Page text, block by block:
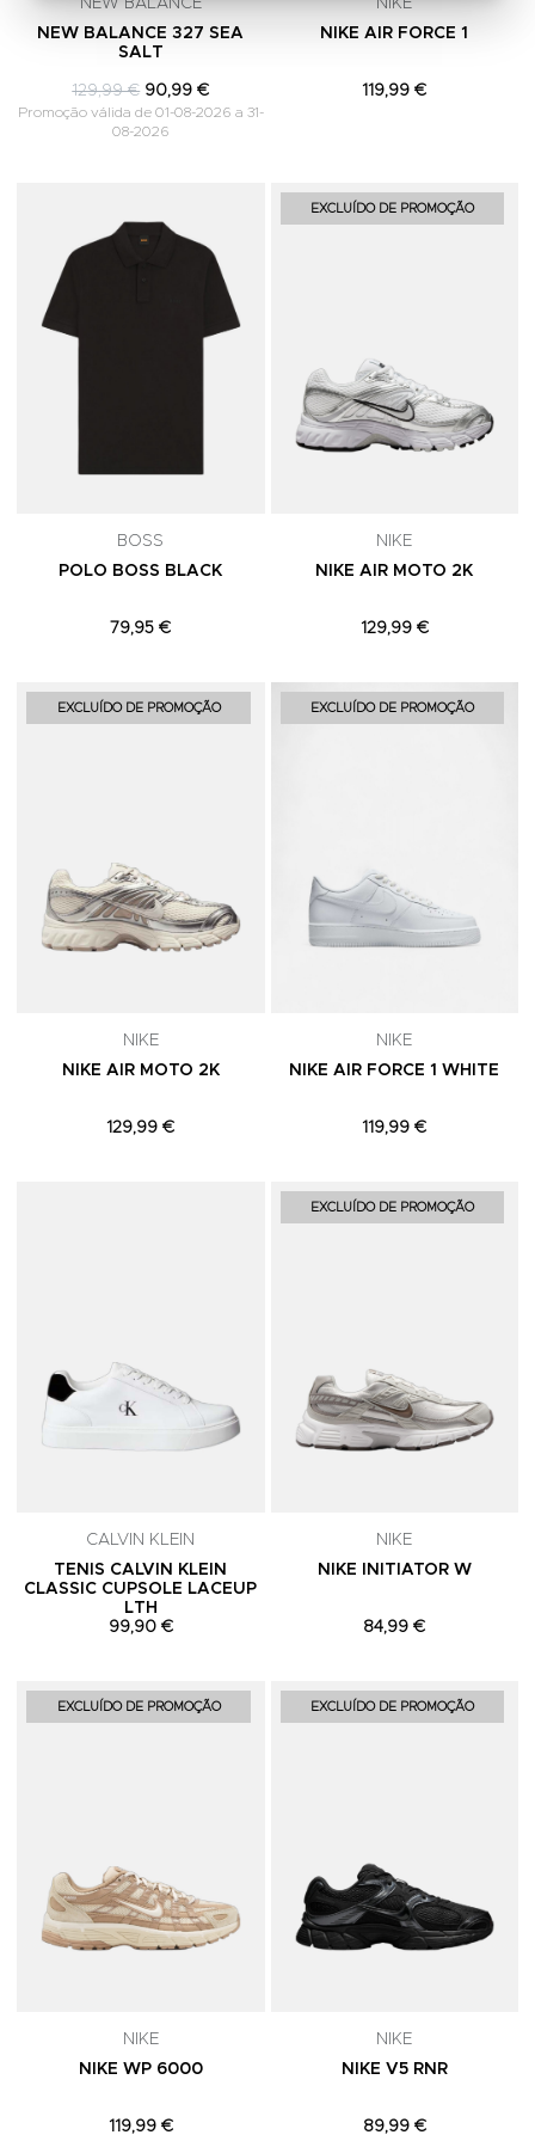
NEW BALANCE
NEW BALANCE 327 SEA
SALT
129,99 € 90,99 €
Promoção válida de 01-08-2026 a 31-
08-2026
NIKE
NIKE AIR FORCE 1
119,99 €
Adicionar aos Favoritos
BOSS
POLO BOSS BLACK
79,95 €
EXCLUÍDO DE PROMOÇÃO
NIKE
NIKE AIR MOTO 2K
129,99 €
EXCLUÍDO DE PROMOÇÃO Adicionar aos Favoritos
NIKE
NIKE AIR MOTO 2K
129,99 €
EXCLUÍDO DE PROMOÇÃO
NIKE
NIKE AIR FORCE 1 WHITE
119,99 €
Adicionar aos Favoritos
CALVIN KLEIN
TENIS CALVIN KLEIN
CLASSIC CUPSOLE LACEUP
LTH
99,90 €
EXCLUÍDO DE PROMOÇÃO
NIKE
NIKE INITIATOR W
84,99 €
EXCLUÍDO DE PROMOÇÃO Adicionar aos Favoritos
NIKE
NIKE WP 6000
119,99 €
EXCLUÍDO DE PROMOÇÃO
NIKE
NIKE V5 RNR
89,99 €